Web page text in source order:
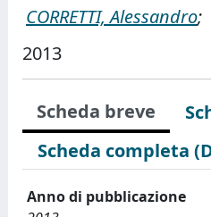
CORRETTI, Alessandro;
2013
Scheda breve
Scheda completa
Anno di pubblicazione